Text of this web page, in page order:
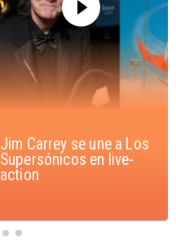
Iaán: la historia de
superación que inspira a
Chile